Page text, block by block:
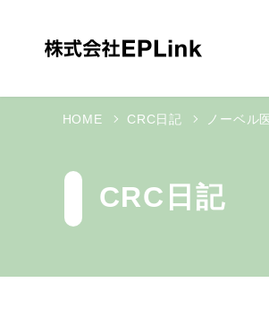
HOME CRC日記 ノーベル
CRC日記